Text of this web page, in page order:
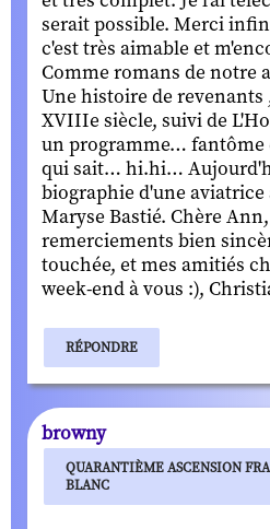
serait possible. Merci
c'est très aimable et
Comme romans de notre
Une histoire de revenants
XVIIIe siècle, suivi de
un programme…
qui sait… hi.hi…
biographie d'une aviatrice
Maryse Bastié. Chère
remerciements bien
touchée, et mes amitiés
week-end à vous :),
RÉPONDRE
browny
QUARANTIÈME ASCENSION
BLANC